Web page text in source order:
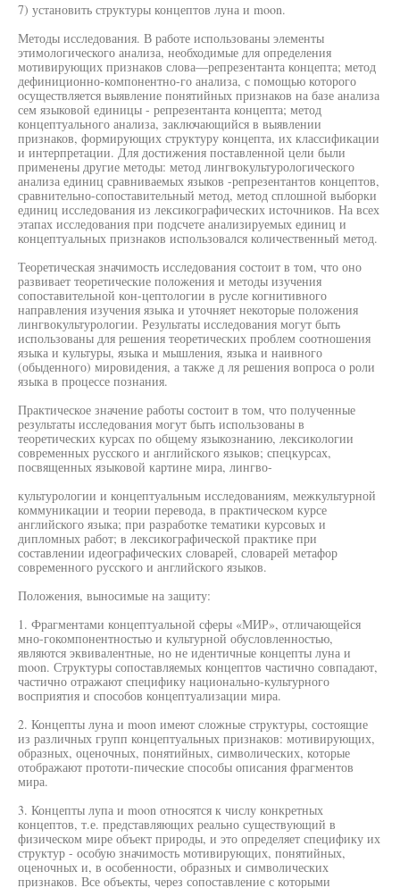
7) установить структуры концептов луна и moon.
Методы исследования. В работе использованы элементы
этимологического анализа, необходимые для определения
мотивирующих признаков слова—репрезентанта концепта; метод
дефиниционно-компонентно-го анализа, с помощью которого
осуществляется выявление понятийных признаков на базе анализа
сем языковой единицы - репрезентанта концепта; метод
концептуального анализа, заключающийся в выявлении
признаков, формирующих структуру концепта, их классификации
и интерпретации. Для достижения поставленной цели были
применены другие методы: метод лингвокультурологического
анализа единиц сравниваемых языков -репрезентантов концептов,
сравнительно-сопоставительный метод, метод сплошной выборки
единиц исследования из лексикографических источников. На всех
этапах исследования при подсчете анализируемых единиц и
концептуальных признаков использовался количественный метод.
Теоретическая значимость исследования состоит в том, что оно
развивает теоретические положения и методы изучения
сопоставительной кон-цептологии в русле когнитивного
направления изучения языка и уточняет некоторые положения
лингвокультурологии. Результаты исследования могут быть
использованы для решения теоретических проблем соотношения
языка и культуры, языка и мышления, языка и наивного
(обыденного) мировидения, а также д ля решения вопроса о роли
языка в процессе познания.
Практическое значение работы состоит в том, что полученные
результаты исследования могут быть использованы в
теоретических курсах по общему языкознанию, лексикологии
современных русского и английского языков; спецкурсах,
посвященных языковой картине мира, лингво-
культурологии и концептуальным исследованиям, межкультурной
коммуникации и теории перевода, в практическом курсе
английского языка; при разработке тематики курсовых и
дипломных работ; в лексикографической практике при
составлении идеографических словарей, словарей метафор
современного русского и английского языков.
Положения, выносимые на защиту:
1. Фрагментами концептуальной сферы «МИР», отличающейся
мно-гокомпонентностью и культурной обусловленностью,
являются эквивалентные, но не идентичные концепты луна и
moon. Структуры сопоставляемых концептов частично совпадают,
частично отражают специфику национально-культурного
восприятия и способов концептуализации мира.
2. Концепты луна и moon имеют сложные структуры, состоящие
из различных групп концептуальных признаков: мотивирующих,
образных, оценочных, понятийных, символических, которые
отображают прототи-пические способы описания фрагментов
мира.
3. Концепты лупа и moon относятся к числу конкретных
концептов, т.е. представляющих реально существующий в
физическом мире объект природы, и это определяет специфику их
структур - особую значимость мотивирующих, понятийных,
оценочных и, в особенности, образных и символических
признаков. Все объекты, через сопоставление с которыми